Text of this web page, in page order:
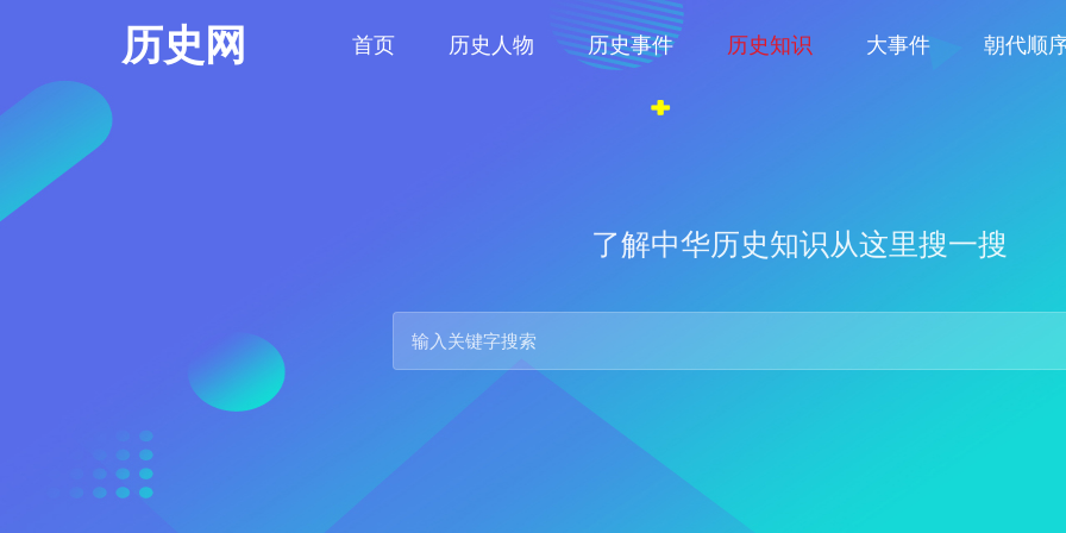
历史网 首页 历史人物 历史事件 历史知识 大事件 朝代顺
了解中华历史知识从这里搜一搜